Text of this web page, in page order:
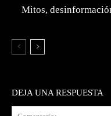
Mitos,
DEJA UNA RESPUESTA